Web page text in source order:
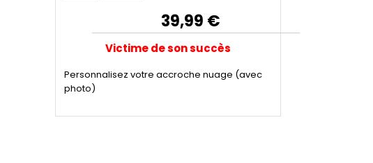
39,99 €
Victime de son succès
Personnalisez votre accroche nuage (avec
photo)